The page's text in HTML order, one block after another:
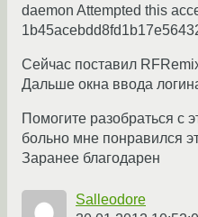
daemon Attempted this
Сейчас поставил
Дальше окна ввода
Помогите разобраться с
больно мне понравился
Заранее благодарен
Salleodore